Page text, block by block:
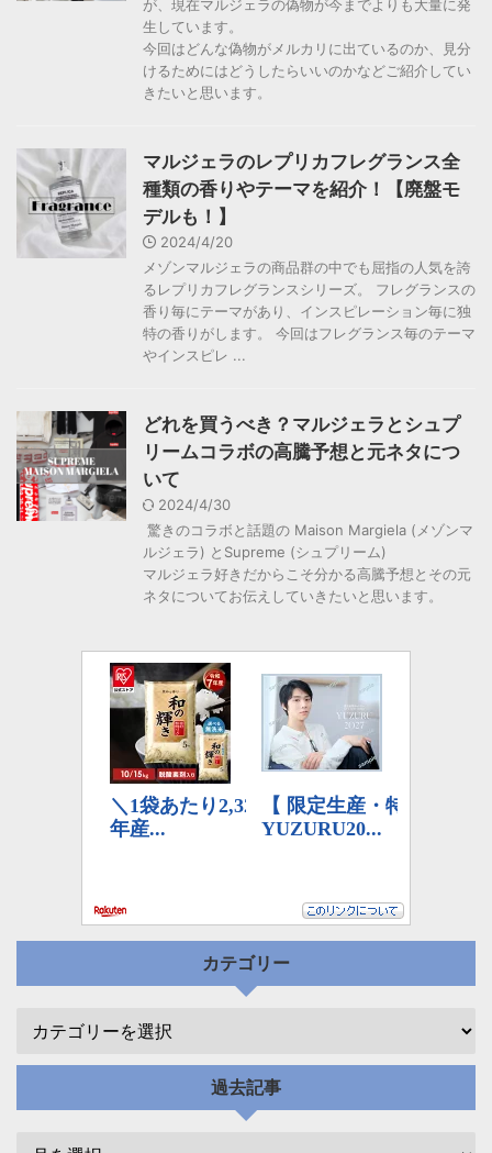
が、現在マルジェラの偽物が今までよりも大量に発
生しています。
今回はどんな偽物がメルカリに出ているのか、見分
けるためにはどうしたらいいのかなどご紹介してい
きたいと思います。
マルジェラのレプリカフレグランス全
種類の香りやテーマを紹介！【廃盤モ
デルも！】
2024/4/20
メゾンマルジェラの商品群の中でも屈指の人気を誇
るレプリカフレグランスシリーズ。 フレグランスの
香り毎にテーマがあり、インスピレーション毎に独
特の香りがします。 今回はフレグランス毎のテーマ
やインスピレ ...
どれを買うべき？マルジェラとシュプ
リームコラボの高騰予想と元ネタにつ
いて
2024/4/30
驚きのコラボと話題の Maison Margiela (メゾンマ
ルジェラ) とSupreme (シュプリーム)
マルジェラ好きだからこそ分かる高騰予想とその元
ネタについてお伝えしていきたいと思います。
カテゴリー
過去記事